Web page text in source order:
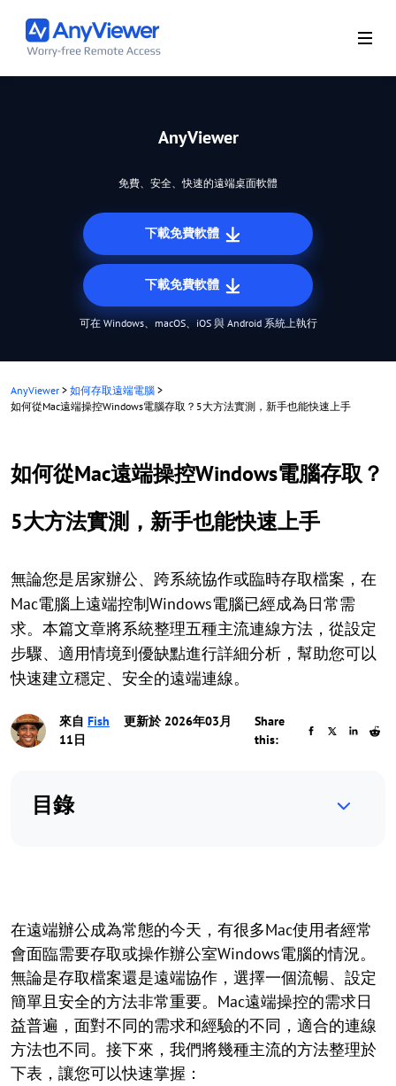
AnyViewer
免費、安全、快速的遠端桌面軟體
下載免費軟體
下載免費軟體
可在 Windows、macOS、iOS 與 Android 系統上執行
AnyViewer > 如何存取遠端電腦 >
如何從Mac遠端操控Windows電腦存取？5大方法實測，新手也能快速上手
如何從Mac遠端操控Windows電腦存取？
5大方法實測，新手也能快速上手
無論您是居家辦公、跨系統協作或臨時存取檔案，在
Mac電腦上遠端控制Windows電腦已經成為日常需
求。本篇文章將系統整理五種主流連線方法，從設定
步驟、適用情境到優缺點進行詳細分析，幫助您可以
快速建立穩定、安全的遠端連線。
來自 Fish
更新於 2026年03月
11日
Share
this:
目錄
在遠端辦公成為常態的今天，有很多Mac使用者經常
會面臨需要存取或操作辦公室Windows電腦的情況。
無論是存取檔案還是遠端協作，選擇一個流暢、設定
簡單且安全的方法非常重要。Mac遠端操控的需求日
益普遍，面對不同的需求和經驗的不同，適合的連線
方法也不同。接下來，我們將幾種主流的方法整理於
下表，讓您可以快速掌握：